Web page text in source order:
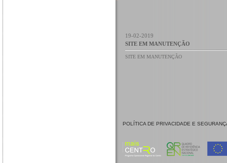
19-02-2019
SITE EM MANUTENÇÃO
SITE EM MANUTENÇÃO
POLÍTICA DE PRIVACIDADE E